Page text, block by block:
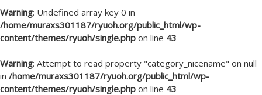
Warning: Undefined array key 0 in
/home/muraxs301187/ryuoh.org/public_html/wp-
content/themes/ryuoh/single.php on line 43
Warning: Attempt to read property "category_nicename" on null
in /home/muraxs301187/ryuoh.org/public_html/wp-
content/themes/ryuoh/single.php on line 43